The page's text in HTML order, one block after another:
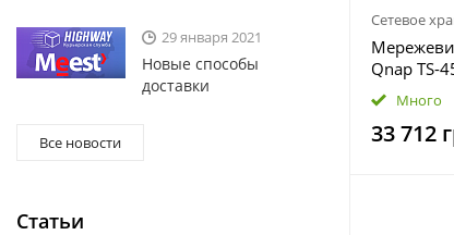
29 января 2021
Новые способы
доставки
Все новости
Статьи
Сетевое
Qnap TS-
Много
33 712